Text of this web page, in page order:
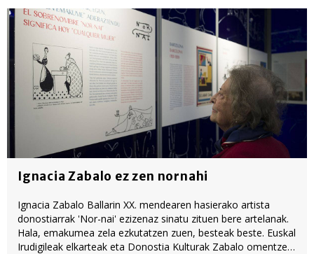
Ignacia Zabalo ez zen nornahi
Ignacia Zabalo Ballarin XX. mendearen hasierako artista
donostiarrak 'Nor-nai' ezizenaz sinatu zituen bere artelanak.
Hala, emakumea zela ezkutatzen zuen, besteak beste. Euskal
Irudigileak elkarteak eta Donostia Kulturak Zabalo omentzea